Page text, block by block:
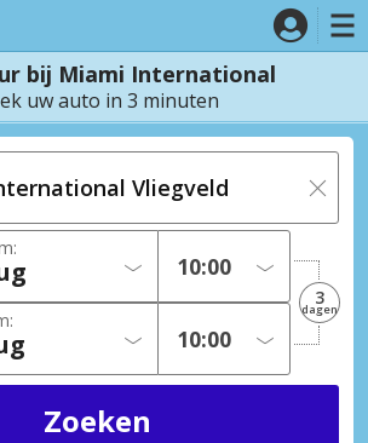
bij Miami International
uw auto in 3 minuten
3
dagen